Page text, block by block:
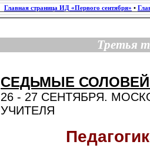
Главная страница ИД «Первого сентября» •
Третья
СЕДЬМЫЕ
26 - 27 СЕНТЯБРЯ.
УЧИТЕЛЯ